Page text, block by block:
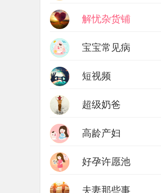
解忧杂货铺
宝宝常见病
短视频
超级奶爸
高龄产妇
好孕许愿池
夫妻那些事